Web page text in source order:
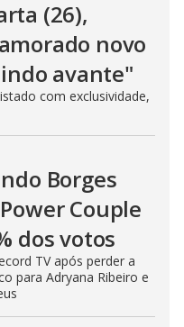
(26),
novo
avante"
com exclusividade,
Borges
Couple
dos votos
TV após perder a
para Adryana Ribeiro e